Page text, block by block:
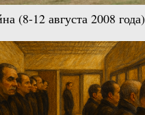
(8-12 августа 2008 года)